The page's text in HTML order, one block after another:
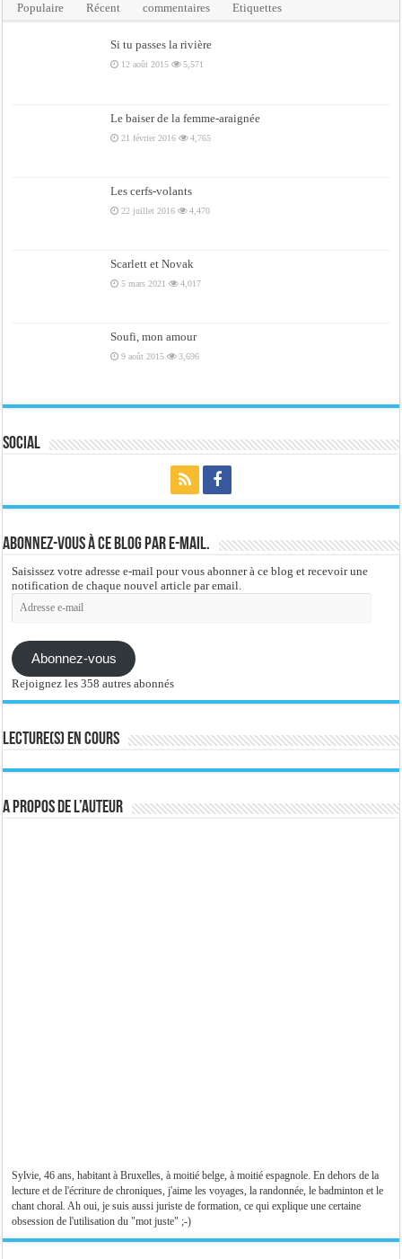
Populaire Récent commentaires Etiquettes
Si tu passes la rivière
12 août 2015 5,571
Le baiser de la femme-araignée
21 février 2016 4,765
Les cerfs-volants
22 juillet 2016 4,470
Scarlett et Novak
5 mars 2021 4,017
Soufi, mon amour
9 août 2015 3,696
Social
Abonnez-vous à ce blog par e-mail.
Saisissez votre adresse e-mail pour vous abonner à ce blog et recevoir une
notification de chaque nouvel article par email.
Adresse
e-
Abonnez-vous
Rejoignez les 358 autres abonnés
Lecture(s) en cours
A propos de l’auteur
Sylvie, 46 ans, habitant à Bruxelles, à moitié belge, à moitié espagnole. En dehors de la
lecture et de l'écriture de chroniques, j'aime les voyages, la randonnée, le badminton et le
chant choral. Ah oui, je suis aussi juriste de formation, ce qui explique une certaine
obsession de l'utilisation du "mot juste" ;-)